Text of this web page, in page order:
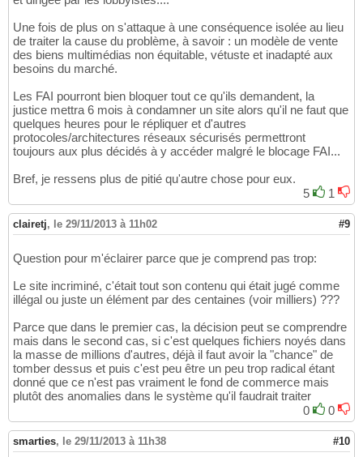
Une fois de plus on s'attaque à une conséquence isolée au lieu
de traiter la cause du problème, à savoir : un modèle de vente
des biens multimédias non équitable, vétuste et inadapté aux
besoins du marché.
Les FAI pourront bien bloquer tout ce qu'ils demandent, la
justice mettra 6 mois à condamner un site alors qu'il ne faut que
quelques heures pour le répliquer et d'autres
protocoles/architectures réseaux sécurisés permettront
toujours aux plus décidés à y accéder malgré le blocage FAI...
Bref, je ressens plus de pitié qu'autre chose pour eux.
5
1
clairetj, le 29/11/2013 à 11h02 #9
Question pour m'éclairer parce que je comprend pas trop:
Le site incriminé, c'était tout son contenu qui était jugé comme
illégal ou juste un élément par des centaines (voir milliers) ???
Parce que dans le premier cas, la décision peut se comprendre
mais dans le second cas, si c'est quelques fichiers noyés dans
la masse de millions d'autres, déjà il faut avoir la "chance" de
tomber dessus et puis c'est peu être un peu trop radical étant
donné que ce n'est pas vraiment le fond de commerce mais
plutôt des anomalies dans le système qu'il faudrait traiter
0
0
smarties, le 29/11/2013 à 11h38 #10